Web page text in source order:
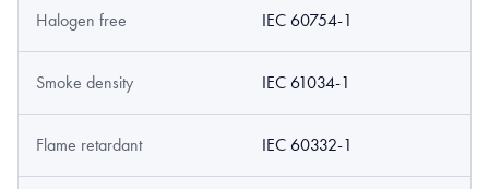
Halogen free IEC 60754-1
Smoke density IEC 61034-1
Flame retardant IEC 60332-1